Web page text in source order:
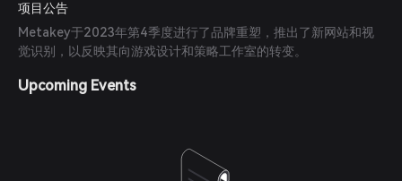
项目公告
Metakey于2023年第4季度进行了品牌重塑，推出了新网站和视
觉识别，以反映其向游戏设计和策略工作室的转变。
Upcoming Events